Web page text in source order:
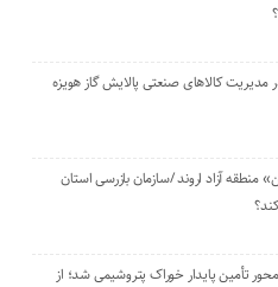
مدیریت کالاهای صنعتی پالایش گاز هویزه
آزاد اروند /سازمان بازرسی استان
تأمین پایدار خوراک پتروشیمی شد؛ از